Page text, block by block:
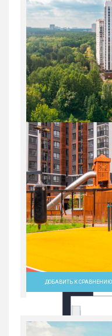
ДОБАВИТЬ К СРАВНЕНИЮ